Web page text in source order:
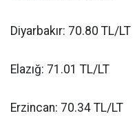
Diyarbakır: 70.80 TL/LT
Elazığ: 71.01 TL/LT
Erzincan: 70.34 TL/LT